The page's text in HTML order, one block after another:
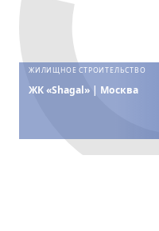
ЖИЛИЩНОЕ СТРОИТЕЛЬСТВО
ЖК «Shagal» | Москва